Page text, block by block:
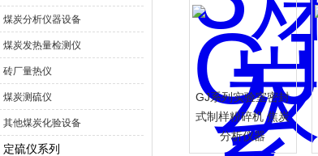
煤炭分析仪器设备
煤炭发热量检测仪
砖厂量热仪
煤炭测硫仪
其他煤炭化验设备
定硫仪系列
GJ系列实验室密封
式制样粉碎机 焦炭
分析仪器